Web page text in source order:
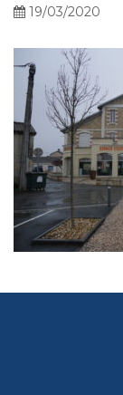
19/03/2020